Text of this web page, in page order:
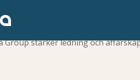
Group stärker ledning och